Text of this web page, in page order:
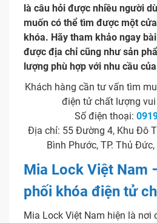
là câu hỏi được nhiều người
muốn có thể tìm được một
khóa. Hãy tham khảo ngay
được địa chỉ cũng như sản
lượng phù hợp với nhu cầu
Khách hàng cần tư vấn tìm
điện tử chất lượng vui
Số điện thoại:
Địa chỉ: 55 Đường 4, Khu Đô
Bình Phước, TP. Thủ Đức,
Mia Lock Việt Nam
phối khóa điện tử
Mia Lock Việt Nam hiện là nơi